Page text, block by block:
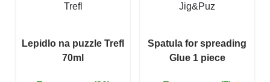
Trefl
Lepidlo na puzzle Trefl
70ml
Jig&Puz
Spatula for spreading
Glue 1 piece